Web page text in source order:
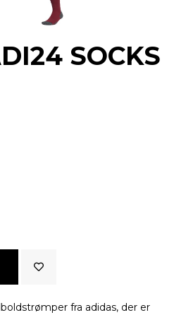
SOCKS
fra adidas, der er